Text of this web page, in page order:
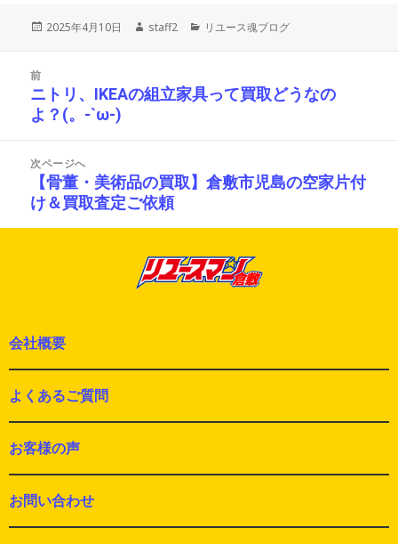
投
2025年4月10日
作
staff2
カ
ー
リユース魂ブログ
前
前
の
稿:
ニトリ、IKEAの組立家具って買取どうなの
よ？(。-`ω-)
次ページへ
次
の
投
【骨董・美術品の買取】倉敷市児島の空家片付
け＆買取査定ご依頼
会社概要
よくあるご質問
お客様の声
お問い合わせ